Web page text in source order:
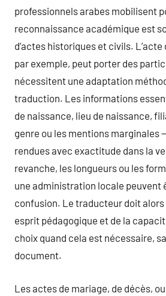
professionnels arabes mobilisent
reconnaissance académique est
d’actes historiques et civils.
par exemple, peut porter des
nécessitent une adaptation
traduction. Les informations
de naissance, lieu de naissance,
genre ou les mentions marginales
rendues avec exactitude dans la
revanche, les longueurs ou les
une administration locale peuvent
confusion. Le traducteur doit alors
esprit pédagogique et de la
choix quand cela est nécessaire,
document.
Les actes de mariage, de décès,